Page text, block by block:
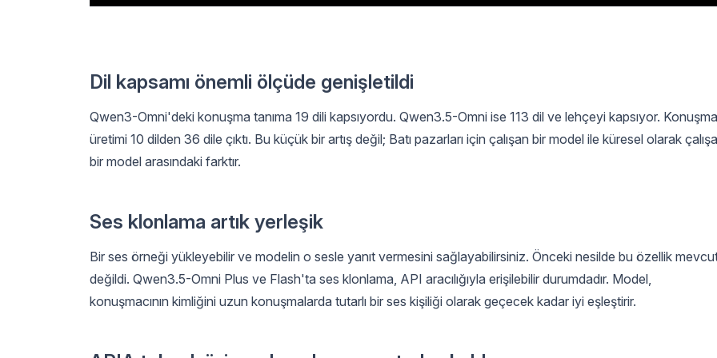
Dil kapsamı önemli ölçüde genişletildi
Qwen3-Omni'deki konuşma tanıma 19 dili kapsıyordu. Qwen3.5-Omni ise 113 dil ve lehçeyi kapsıyor. Konuşma
üretimi 10 dilden 36 dile çıktı. Bu küçük bir artış değil; Batı pazarları için çalışan bir model ile küresel olarak
bir model arasındaki farktır.
Ses klonlama artık yerleşik
Bir ses örneği yükleyebilir ve modelin o sesle yanıt vermesini sağlayabilirsiniz. Önceki nesilde bu özellik
değildi. Qwen3.5-Omni Plus ve Flash'ta ses klonlama, API aracılığıyla erişilebilir durumdadır. Model,
konuşmacının kimliğini uzun konuşmalarda tutarlı bir ses kişiliği olarak geçecek kadar iyi eşleştirir.